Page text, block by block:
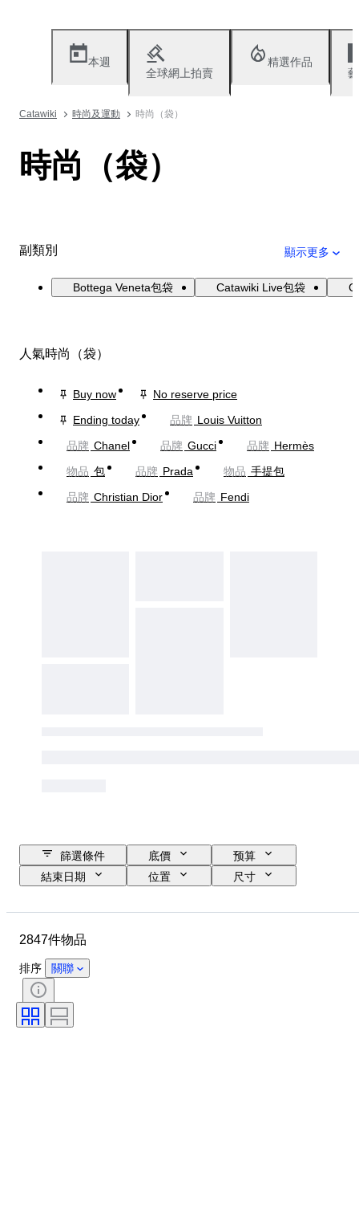
本週
全球網上拍賣
精選作品
Catawiki 時尚及運動 時尚（袋）
時尚（袋）
副類別 顯示更多
Bottega Veneta包袋 Catawiki Live包袋
人氣時尚（袋）
Buy now
No reserve price
Ending today
品牌 Louis Vuitton
品牌 Chanel 品牌 Gucci 品牌 Hermès
物品 包 品牌 Prada 物品 手提包
品牌 Christian Dior 品牌 Fendi
篩選條件 底價
预算
結束日期
位置
尺寸
狀態
包括配件
物品尺碼
2847件物品
排序 關聯